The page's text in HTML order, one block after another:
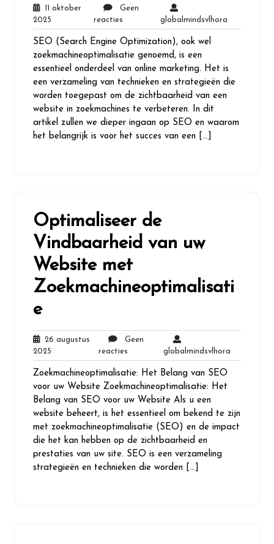
11 oktober
2025
oktober
2025
Geen
reactiesGeen
reacties
globalmindsvlhora
SEO (Search Engine Optimization), ook wel
zoekmachineoptimalisatie genoemd, is een
essentieel onderdeel van online marketing. Het is
een verzameling van technieken en strategieën die
worden toegepast om de zichtbaarheid van een
website in zoekmachines te verbeteren. In dit
artikel zullen we dieper ingaan op SEO en waarom
het belangrijk is voor het succes van een […]
Optimaliseer de
Vindbaarheid van uw
Website met
Zoekmachineoptimalisati
e
26 augustus
2025
augustus
2025
Geen
reactiesGeen
reacties
globalmindsvlhora
Zoekmachineoptimalisatie: Het Belang van SEO
voor uw Website Zoekmachineoptimalisatie: Het
Belang van SEO voor uw Website Als u een
website beheert, is het essentieel om bekend te zijn
met zoekmachineoptimalisatie (SEO) en de impact
die het kan hebben op de zichtbaarheid en
prestaties van uw site. SEO is een verzameling
strategieën en technieken die worden […]